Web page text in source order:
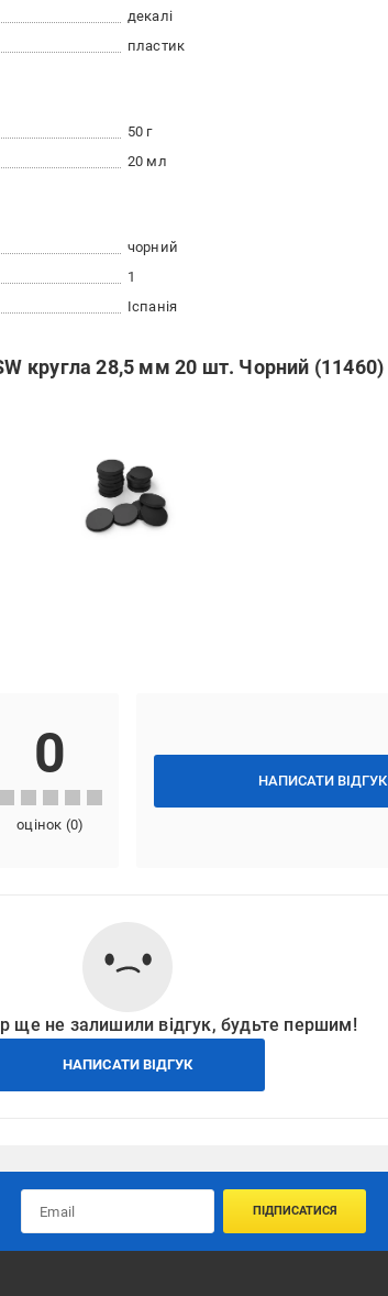
декалі
пластик
50 г
20 мл
чорний
1
Іспанія
кругла 28,5 мм 20 шт. Чорний (11460)
НАПИСАТИ ВІДГУК
0
оцінок (0)
ще не залишили відгук, будьте першим!
НАПИСАТИ ВІДГУК
ПІДПИСАТИСЯ